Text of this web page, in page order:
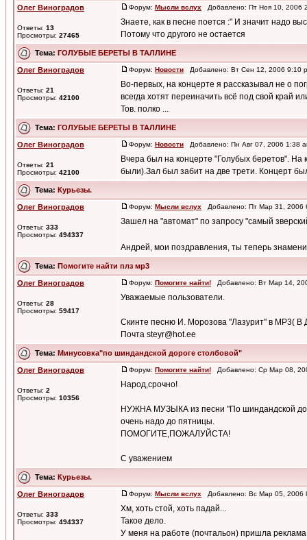
Олег Виноградов
Ответы: 13
Просмотры: 27465
Форум: Мысли вслух Добавлено: Пт Ноя 10,
Знаете, как в песне поется :" И значит надо
Потому что другого не остается
Тема: ГОЛУБЫЕ БЕРЕТЫ В ТАЛЛИНЕ
Олег Виноградов
Ответы: 21
Просмотры: 42100
Форум: Новости Добавлено: Вт Сен 12, 2006 9:10
Во-первых, на концерте я рассказывал не о
всегда хотят переиначить всё под свой край
Тов. полко ...
Тема: ГОЛУБЫЕ БЕРЕТЫ В ТАЛЛИНЕ
Олег Виноградов
Ответы: 21
Просмотры: 42100
Форум: Новости Добавлено: Пн Авг 07, 2006 1:38
Вчера был на концерте "Голубых беретов". На
были).Зал был забит на две трети. Концерт
Тема: Курьезы.
Олег Виноградов
Ответы: 333
Просмотры: 494337
Форум: Мысли вслух Добавлено: Пт Мар 31,
Зашел на "автомат" по запросу "самый
Андрей, мои поздравления, ты теперь
Тема: Помогите найти плз мр3
Олег Виноградов
Ответы: 28
Просмотры: 59417
Форум: Помогите найти! Добавлено: Вт Мар 14,
Уважаемые пользователи.
Скинте песню И. Морозова "Лазурит" в МР3( В
Почта steyr@hot.ee
Тема: Минусовка"по шиндандской дороге столбовой"
Олег Виноградов
Ответы: 2
Просмотры: 10356
Форум: Помогите найти! Добавлено: Ср Мар 08,
Народ,срочно!
НУЖНА МУЗЫКА из песни "По шиндандской
очень надо до пятницы.
ПОМОГИТЕ,ПОЖАЛУЙСТА!
С уважением
Тема: Курьезы.
Олег Виноградов
Ответы: 333
Просмотры: 494337
Форум: Мысли вслух Добавлено: Вс Мар 05,
Хм, хоть стой, хоть падай...
Такое дело.
У меня на работе (почтальон) пришла